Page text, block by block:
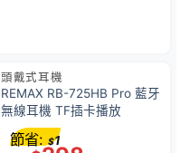
頭戴式耳機
REMAX RB-725HB Pro 藍牙
無線耳機 TF插卡播放
節省: $1